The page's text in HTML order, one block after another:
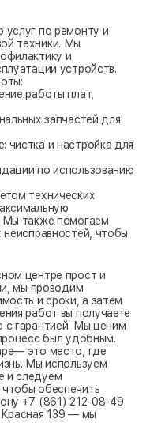
услуг по ремонту и
техники. Мы
и
устройств.
работы плат,
запчастей для
чистка и настройка для
по использованию
технических
Мы также помогаем
неисправностей, чтобы
центре прост и
мы проводим
и сроки, а затем
работ вы получаете
с гарантией. Мы ценим
был удобным.
это место, где
Мы используем
и следуем
обеспечить
+7 (861) 212-08-49
139 — мы